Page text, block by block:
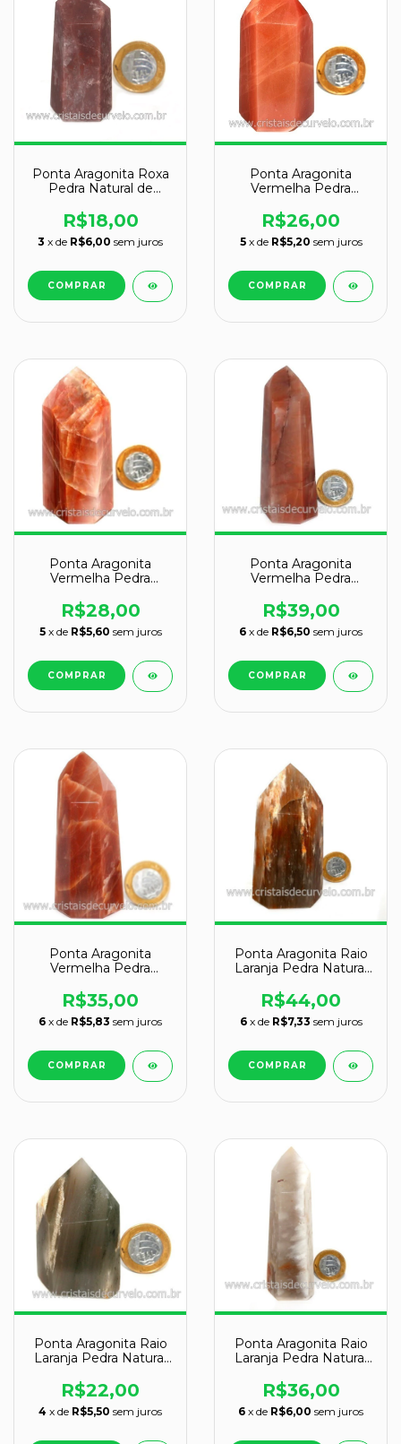
Ponta Aragonita Roxa
Pedra Natural de
R$18,00
3 x de R$6,00 sem juros
Ponta Aragonita
Vermelha Pedra
Cod 123891
R$26,00
5 x de R$5,20 sem juros
Ponta Aragonita
Vermelha Pedra
Cod 123893
R$28,00
5 x de R$5,60 sem juros
Ponta Aragonita
Vermelha Pedra
Cod 128327
R$39,00
6 x de R$6,50 sem juros
Ponta Aragonita
Vermelha Pedra
Cod 128328
R$35,00
6 x de R$5,83 sem juros
Ponta Aragonita Raio
Laranja Pedra Natural
127138
R$44,00
6 x de R$7,33 sem juros
Ponta Aragonita Raio
Laranja Pedra Natural
127152
R$22,00
4 x de R$5,50 sem juros
Ponta Aragonita Raio
Laranja Pedra Natural
127154
R$36,00
6 x de R$6,00 sem juros